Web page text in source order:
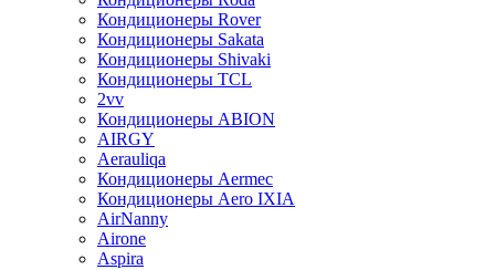
Кондиционеры Rover
Кондиционеры Sakata
Кондиционеры Shivaki
Кондиционеры TCL
2vv
Кондиционеры ABION
AIRGY
Aerauliqa
Кондиционеры Aermec
Кондиционеры Aero IXIA
AirNanny
Airone
Aspira